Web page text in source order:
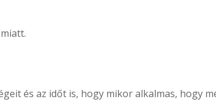
és az időt is, hogy mikor alkalmas, hogy